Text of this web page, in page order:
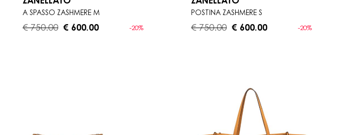
A SPASSO ZASHMERE M
€ 750.00 -20%
€ 600.00
POSTINA ZASHMERE S
€ 750.00 -20%
€ 600.00